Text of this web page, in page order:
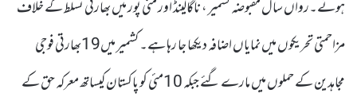
ہوئے۔رواں سال مقبوضہ کشمیر ، ناگالینڈ اور منی پور میں بھارتی تسلط کے خلاف
مزاحمتی تحریکوں میں نمایاں اضافہ دیکھا جا رہا ہے۔ کشمیر میں19بھارتی فوجی
مجاہدین کے حملوں میں مارے گئے جبکہ 10مئی کو پاکستان کیساتھ معرکہ حق کے